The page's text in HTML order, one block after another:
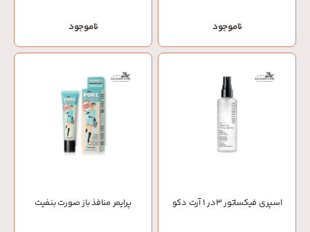
ناموجود ناموجود
اسپری فیکساتور 3در 1 آرت دکو پرایمر منافذ باز صورت بنفیت